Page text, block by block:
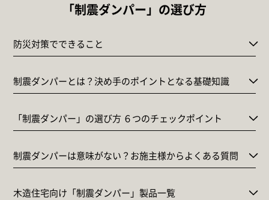
「制震ダンパー」の選び方
防災対策でできること
制震ダンパーとは？決め手のポイントとなる基礎知識
「制震ダンパー」の選び方 ６つのチェックポイント
制震ダンパーは意味がない？お施主様からよくある質問
木造住宅向け「制震ダンパー」製品一覧